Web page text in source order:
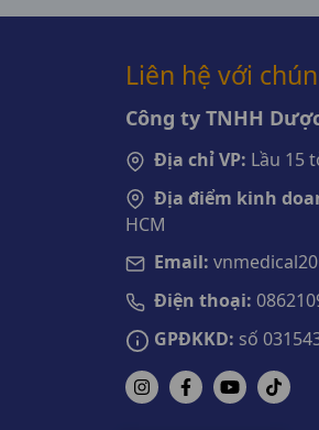
Liên hệ với
Công ty TNHH
Địa chỉ VP: Lầu 15
Địa điểm kinh
HCM
Email:
Điện thoại:
GPĐKKD: số